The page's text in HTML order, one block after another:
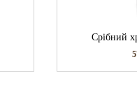
Срібний